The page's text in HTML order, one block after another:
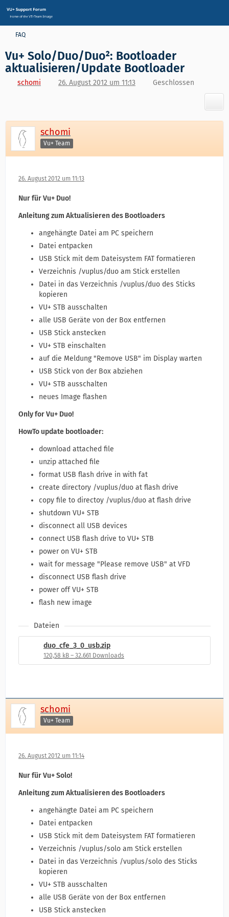
FAQ
Vu+ Solo/Duo/Duo²: Bootloader
aktualisieren/Update Bootloader
schomi 26. August 2012 um 11:13 Geschlossen
schomi
Vu+ Team
26. August 2012 um 11:13
Nur für Vu+ Duo!
Anleitung zum Aktualisieren des Bootloaders
angehängte Datei am PC speichern
Datei entpacken
USB Stick mit dem Dateisystem FAT formatieren
Verzeichnis /vuplus/duo am Stick erstellen
Datei in das Verzeichnis /vuplus/duo des Sticks
kopieren
VU+ STB ausschalten
alle USB Geräte von der Box entfernen
USB Stick anstecken
VU+ STB einschalten
auf die Meldung "Remove USB" im Display warten
USB Stick von der Box abziehen
VU+ STB ausschalten
neues Image flashen
Only for Vu+ Duo!
HowTo update bootloader:
download attached file
unzip attached file
format USB flash drive in with fat
create directory /vuplus/duo at flash drive
copy file to directoy /vuplus/duo at flash drive
shutdown VU+ STB
disconnect all USB devices
connect USB flash drive to VU+ STB
power on VU+ STB
wait for message "Please remove USB" at VFD
disconnect USB flash drive
power off VU+ STB
flash new image
Dateien
duo_cfe_3_0_usb.zip
120,58 kB – 32.661 Downloads
schomi
Vu+ Team
26. August 2012 um 11:14
Nur für Vu+ Solo!
Anleitung zum Aktualisieren des Bootloaders
angehängte Datei am PC speichern
Datei entpacken
USB Stick mit dem Dateisystem FAT formatieren
Verzeichnis /vuplus/solo am Stick erstellen
Datei in das Verzeichnis /vuplus/solo des Sticks
kopieren
VU+ STB ausschalten
alle USB Geräte von der Box entfernen
USB Stick anstecken